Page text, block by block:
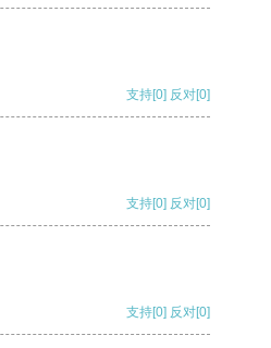
支持[0] 反对[0]
支持[0] 反对[0]
支持[0] 反对[0]